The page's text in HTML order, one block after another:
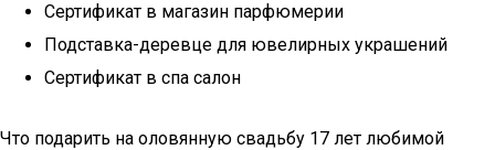
Сертификат в магазин парфюмерии
Подставка-деревце для ювелирных украшений
Сертификат в спа салон
Что подарить на оловянную свадьбу 17 лет любимой